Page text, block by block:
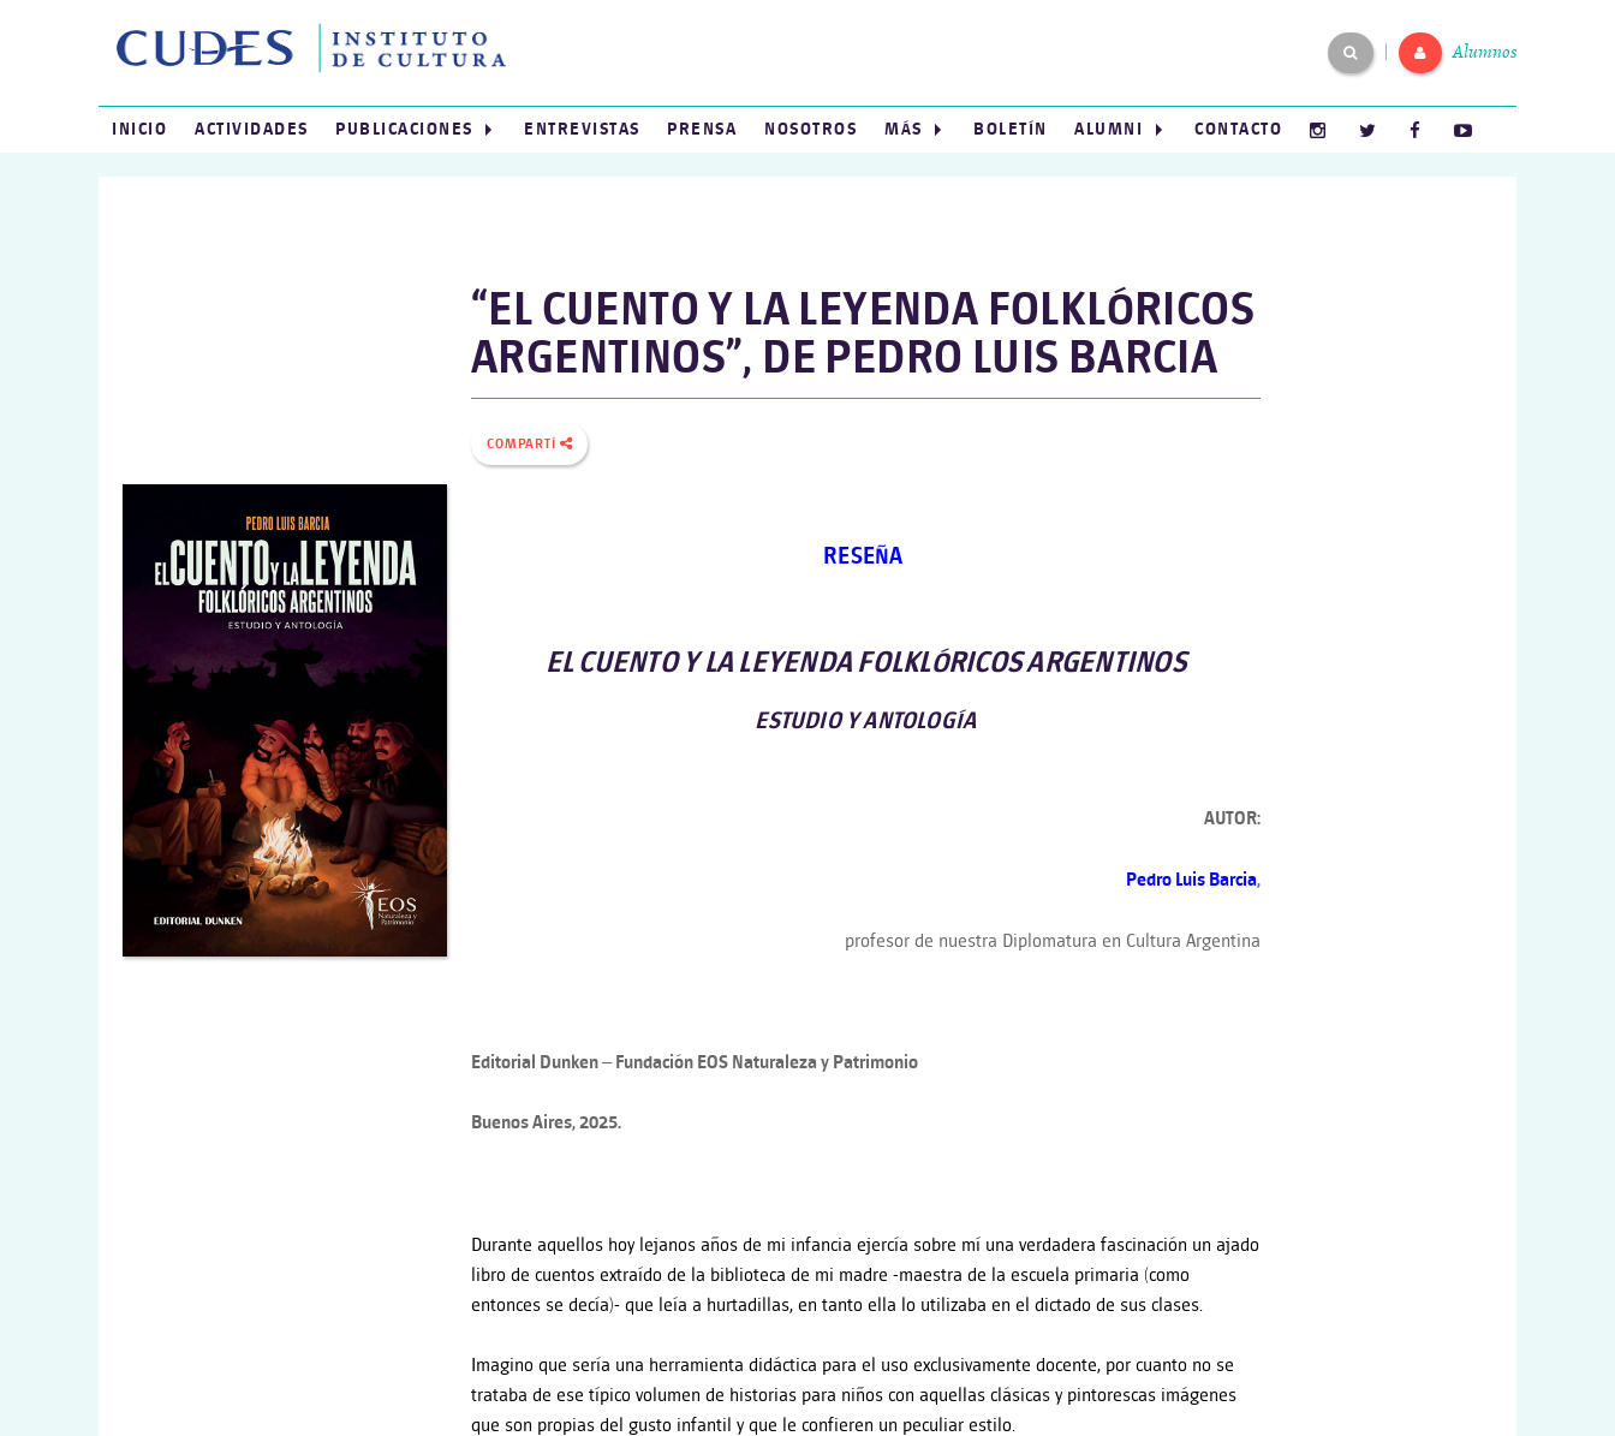
Alumnos
INICIO ACTIVIDADES PUBLICACIONES ENTREVISTAS PRENSA NOSOTROS MÁS BOLETÍN ALUMNI CONTACTO
“EL CUENTO Y LA LEYENDA FOLKLÓRICOS
ARGENTINOS”, DE PEDRO LUIS BARCIA
COMPARTÍ
RESEÑA
EL CUENTO Y LA LEYENDA FOLKLÓRICOS ARGENTINOS
ESTUDIO Y ANTOLOGÍA
AUTOR:
Pedro Luis Barcia,
profesor de nuestra Diplomatura en Cultura Argentina
Editorial Dunken – Fundación EOS Naturaleza y Patrimonio
Buenos Aires, 2025.
Durante aquellos hoy lejanos años de mi infancia ejercía sobre mí una verdadera fascinación un ajado
libro de cuentos extraído de la biblioteca de mi madre -maestra de la escuela primaria (como
entonces se decía)- que leía a hurtadillas, en tanto ella lo utilizaba en el dictado de sus clases.
Imagino que sería una herramienta didáctica para el uso exclusivamente docente, por cuanto no se
trataba de ese típico volumen de historias para niños con aquellas clásicas y pintorescas imágenes
que son propias del gusto infantil y que le confieren un peculiar estilo.